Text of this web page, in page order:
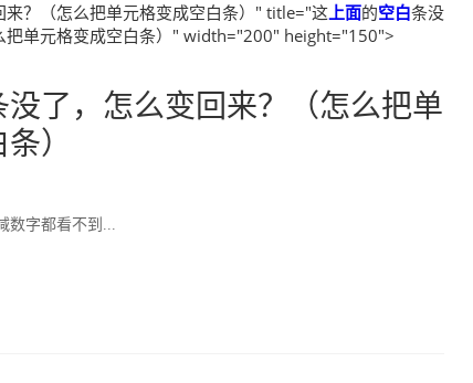
来？（怎么把单元格变成空白条）" title="这上面的空白条没
把单元格变成空白条）" width="200" height="150">
没了，怎么变回来？（怎么把单
）
数字都看不到...